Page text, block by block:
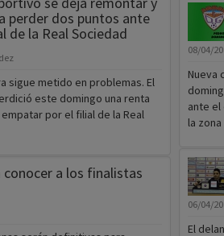
perder dos puntos ante
de la Real Sociedad
sigue metido en problemas. El
este domingo una renta
por el filial de la Real
conocer a los finalistas
08/04/
Nueva
ante el
la
06/04/
El